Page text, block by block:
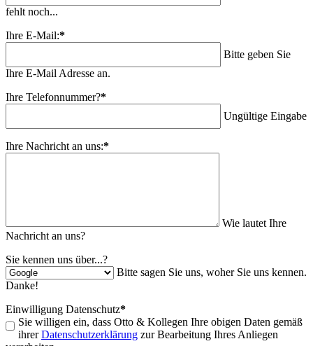
fehlt noch...
Ihre E-Mail:*
Bitte geben Sie
Ihre E-Mail Adresse an.
Ihre Telefonnummer?*
Ungültige Eingabe
Ihre Nachricht an uns:*
Wie lautet Ihre
Nachricht an uns?
Sie kennen uns über...?
Bitte sagen Sie uns, woher Sie uns kennen.
Danke!
Einwilligung Datenschutz*
Sie willigen ein, dass Otto & Kollegen Ihre obigen Daten gemäß
ihrerDatenschutzerklärung zur Bearbeitung Ihres Anliegen